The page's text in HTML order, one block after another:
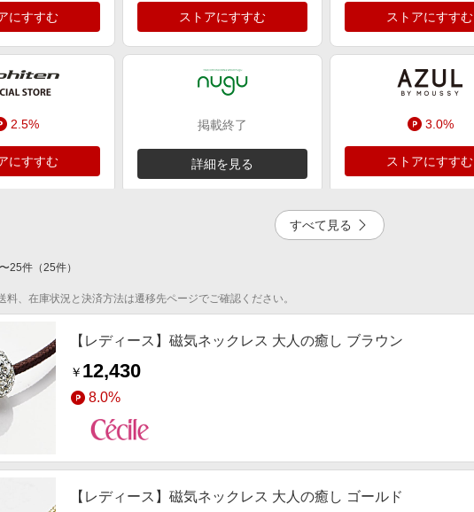
にすすむ ストアにすすむ ストアにすすむ
2.5%
にすすむ
掲載終了
詳細を見る
3.0%
ストアにすすむ
載終了
すべて見る
〜25件 （25件）
料、在庫状況と決済方法は遷移先ページでご確認ください。
【レディース】磁気ネックレス 大人の癒し ブラウン
￥ 12,430
8.0%
【レディース】磁気ネックレス 大人の癒し ゴールド